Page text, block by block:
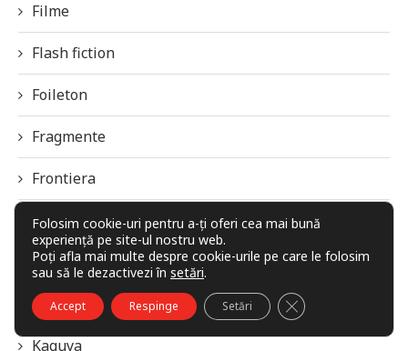
Filme
Flash fiction
Foileton
Fragmente
Frontiera
Galaxia Imaginarului
Imagini / Grafică
Interviuri
Kaguya
Folosim cookie-uri pentru a-ți oferi cea mai bună
experiență pe site-ul nostru web.
Poți afla mai multe despre cookie-urile pe care le folosim
sau să le dezactivezi în setări.
Accept Respinge Setări CLOSE GDPR